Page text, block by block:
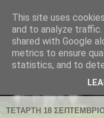
ΤΕΤΆΡΤΗ 18
This site uses
and to analyze traffic.
shared with Google
metrics to ensure
statistics, and to